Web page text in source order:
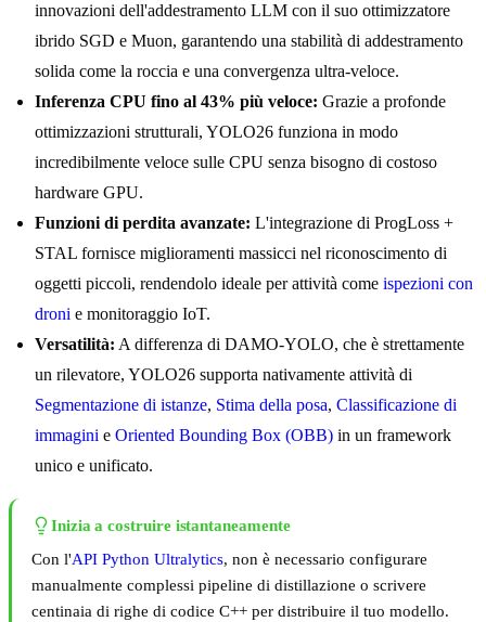
innovazioni dell'addestramento LLM con il suo ottimizzatore
ibrido SGD e Muon, garantendo una stabilità di addestramento
solida come la roccia e una convergenza ultra-veloce.
Inferenza CPU fino al 43% più veloce: Grazie a profonde
ottimizzazioni strutturali, YOLO26 funziona in modo
incredibilmente veloce sulle CPU senza bisogno di costoso
hardware GPU.
Funzioni di perdita avanzate: L'integrazione di ProgLoss +
STAL fornisce miglioramenti massicci nel riconoscimento di
oggetti piccoli, rendendolo ideale per attività come ispezioni con
droni e monitoraggio IoT.
Versatilità: A differenza di DAMO-YOLO, che è strettamente
un rilevatore, YOLO26 supporta nativamente attività di
Segmentazione di istanze, Stima della posa, Classificazione di
immagini e Oriented Bounding Box (OBB) in un framework
unico e unificato.
Inizia a costruire istantaneamente
Con l'API Python Ultralytics, non è necessario configurare
manualmente complessi pipeline di distillazione o scrivere
centinaia di righe di codice C++ per distribuire il tuo modello.